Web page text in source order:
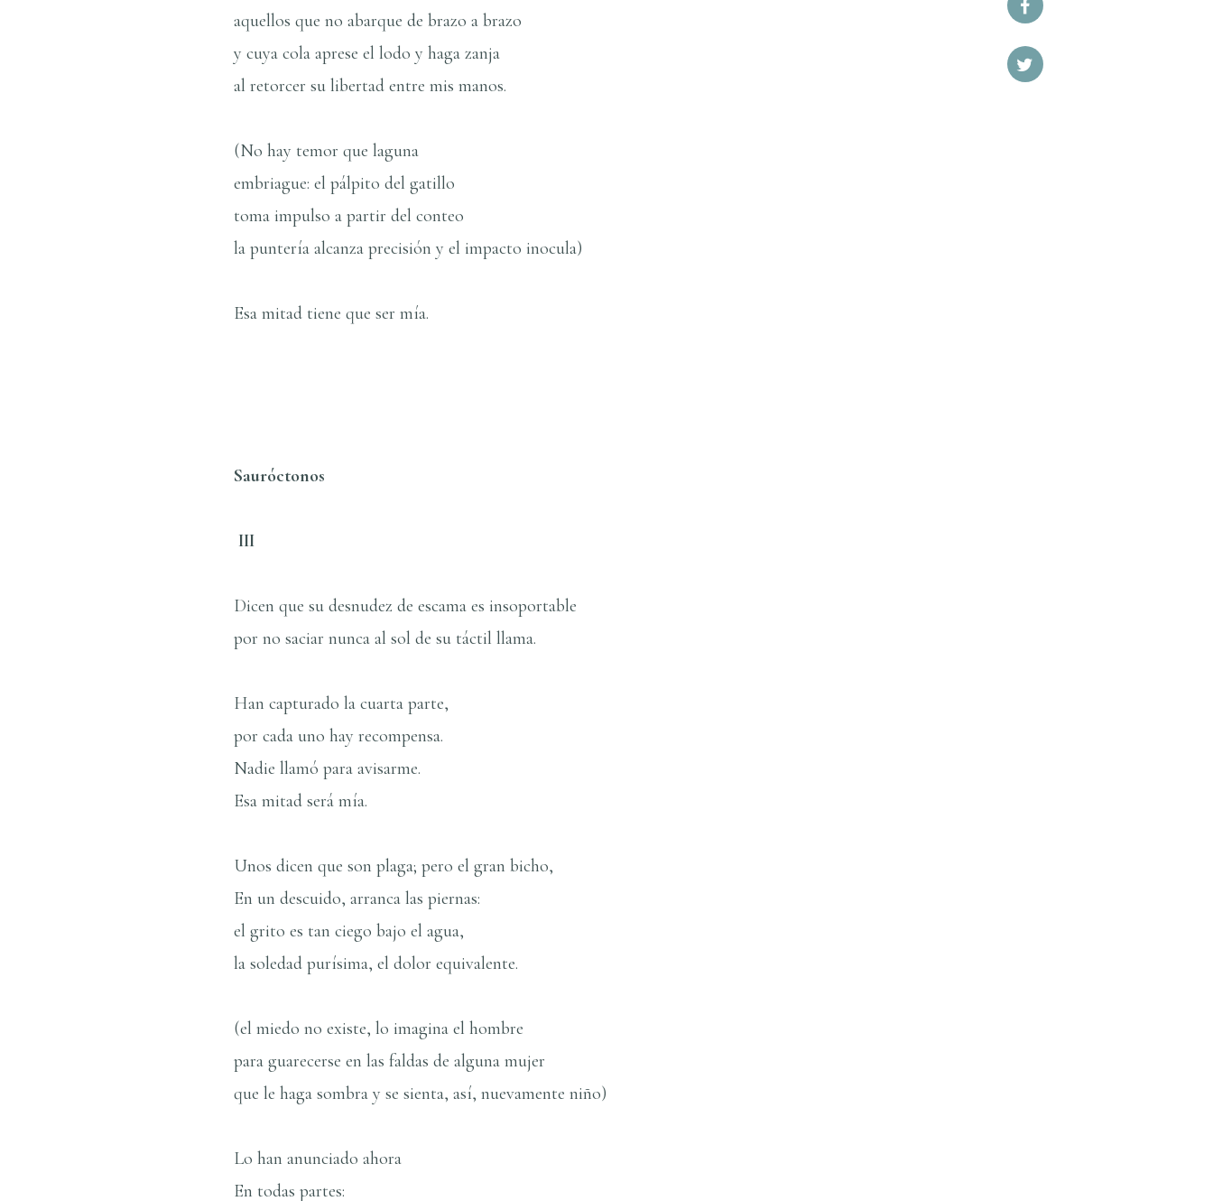
aquellos que no abarque de brazo a brazo
y cuya cola aprese el lodo y haga zanja
al retorcer su libertad entre mis manos.
(No hay temor que laguna
embriague: el pálpito del gatillo
toma impulso a partir del conteo
la punterí­a alcanza precisión y el impacto inocula)
Esa mitad tiene que ser mí­a.
Sauróctonos
III
Dicen que su desnudez de escama es insoportable
por no saciar nunca al sol de su táctil llama.
Han capturado la cuarta parte,
por cada uno hay recompensa.
Nadie llamó para avisarme.
Esa mitad será mí­a.
Unos dicen que son plaga; pero el gran bicho,
En un descuido, arranca las piernas:
el grito es tan ciego bajo el agua,
la soledad purí­sima, el dolor equivalente.
(el miedo no existe, lo imagina el hombre
para guarecerse en las faldas de alguna mujer
que le haga sombra y se sienta, así­, nuevamente niño)
Lo han anunciado ahora
En todas partes: